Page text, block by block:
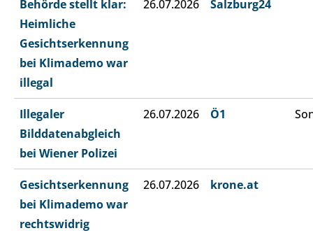
Behörde stellt klar:
Heimliche
Gesichtserkennung
bei Klimademo war
illegal
26.07.2026 Salzburg24
Illegaler
Bilddatenabgleich
bei Wiener Polizei
26.07.2026 Ö1
Gesichtserkennung
bei Klimademo war
rechtswidrig
26.07.2026 krone.at